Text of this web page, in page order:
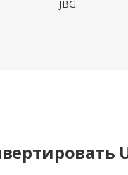
JBG.